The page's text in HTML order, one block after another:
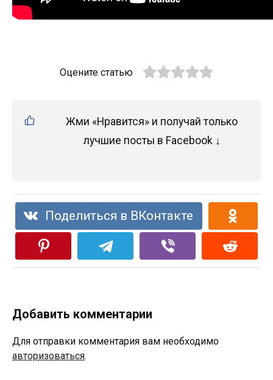
Оцените статью
Жми «Нравится» и получай только
лучшие посты в Facebook ↓
Поделиться в ВКонтакте
Добавить комментарии
Для отправки комментария вам необходимо
авторизоваться.